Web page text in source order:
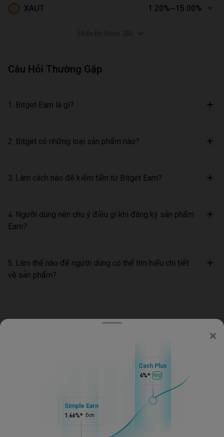
XAUT 1.20%~15.00%
Câu Hỏi Thường Gặp
1. Bitget Earn là gì?
2. Bitget có những loại sản phẩm nào?
3. Làm cách nào để kiếm tiền từ Bitget Earn?
4. Người dùng nên chú ý điều gì khi đăng ký sản phẩm
Earn?
5. Làm thế nào để người dùng có thể tìm hiểu chi tiết
về sản phẩm?
Simple Earn
1.66%* Đơn
Cash Plus
4%* Kép